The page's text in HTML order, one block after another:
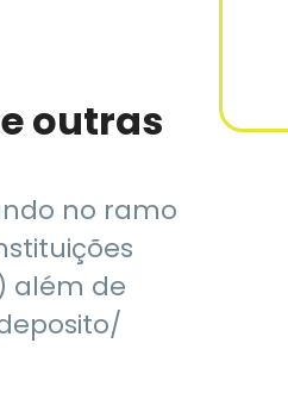
outras
no ramo
além de